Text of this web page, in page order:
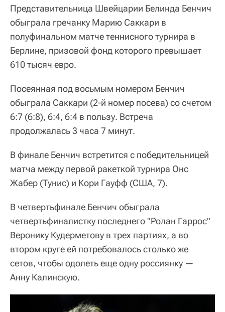
Представительница Швейцарии Белинда Бенчич
обыграла гречанку Марию Саккари в
полуфинальном матче теннисного турнира в
Берлине, призовой фонд которого превышает
610 тысяч евро.
Посеянная под восьмым номером Бенчич
обыграла Саккари (2-й номер посева) со счетом
6:7 (6:8), 6:4, 6:4 в пользу. Встреча
продолжалась 3 часа 7 минут.
В финале Бенчич встретится с победительницей
матча между первой ракеткой турнира Онс
Жабер (Тунис) и Кори Гауфф (США, 7).
В четвертьфинале Бенчич обыграла
четвертьфиналистку последнего "Ролан Гаррос"
Веронику Кудерметову в трех партиях, а во
втором круге ей потребовалось столько же
сетов, чтобы одолеть еще одну россиянку —
Анну Калинскую.